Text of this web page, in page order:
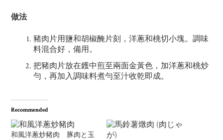
做法
豬肉片用鹽和胡椒醃片刻，洋蔥和桃切小塊。調味
料混合好，備用。
把豬肉片放在鑊中煎至兩面金黃色，加洋蔥和桃炒
勻，再加入調味料煮勻至汁收乾即成。
Recommended
和風洋蔥炒豬肉 豚肉と玉